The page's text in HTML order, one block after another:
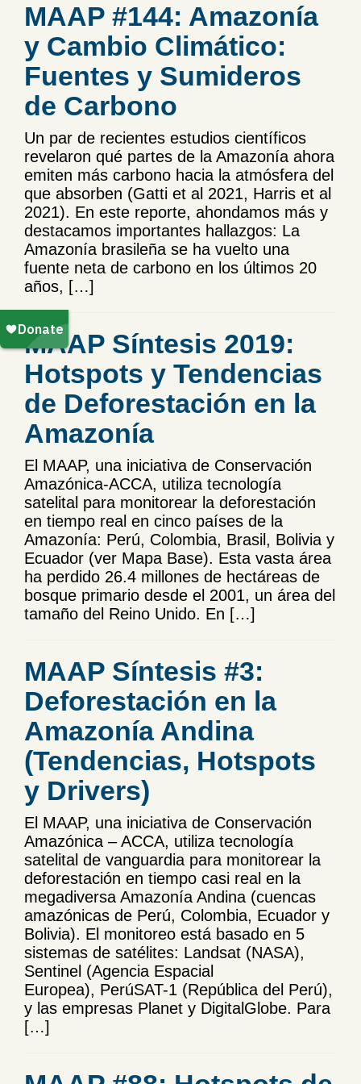
MAAP #144: Amazonía
y Cambio Climático:
Fuentes y Sumideros
de Carbono
Un par de recientes estudios científicos
revelaron qué partes de la Amazonía ahora
emiten más carbono hacia la atmósfera del
que absorben (Gatti et al 2021, Harris et al
2021). En este reporte, ahondamos más y
destacamos importantes hallazgos: La
Amazonía brasileña se ha vuelto una
fuente neta de carbono en los últimos 20
años, […]
MAAP Síntesis 2019:
Hotspots y Tendencias
de Deforestación en la
Amazonía
El MAAP, una iniciativa de Conservación
Amazónica-ACCA, utiliza tecnología
satelital para monitorear la deforestación
en tiempo real en cinco países de la
Amazonía: Perú, Colombia, Brasil, Bolivia y
Ecuador (ver Mapa Base). Esta vasta área
ha perdido 26.4 millones de hectáreas de
bosque primario desde el 2001, un área del
tamaño del Reino Unido. En […]
MAAP Síntesis #3:
Deforestación en la
Amazonía Andina
(Tendencias, Hotspots
y Drivers)
El MAAP, una iniciativa de Conservación
Amazónica – ACCA, utiliza tecnología
satelital de vanguardia para monitorear la
deforestación en tiempo casi real en la
megadiversa Amazonía Andina (cuencas
amazónicas de Perú, Colombia, Ecuador y
Bolivia). El monitoreo está basado en 5
sistemas de satélites: Landsat (NASA),
Sentinel (Agencia Espacial
Europea), PerúSAT-1 (República del Perú),
y las empresas Planet y DigitalGlobe. Para
[…]